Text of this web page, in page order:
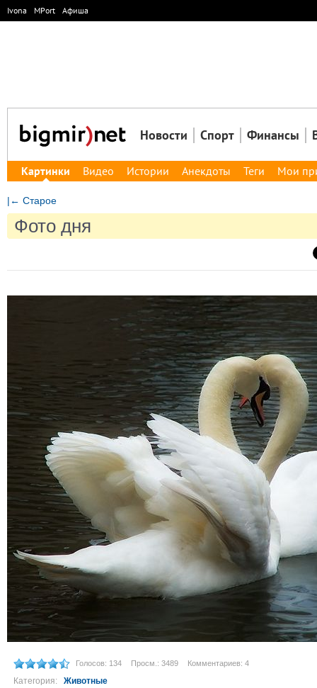
Ivona MPort Афиша
Новости Спорт Финансы
Картинки Видео Истории Анекдоты Теги Мои
|← Старое
Фото дня
Голосов: 134 Просм.: 3489 Комментариев: 4
Категория: Животные